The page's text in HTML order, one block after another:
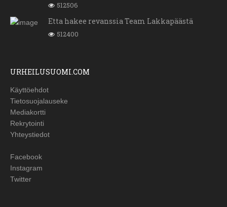
512506
Etta hakee revanssia Team Lakkapäästä
512400
URHEILUSUOMI.COM
Käyttöehdot
Tietosuojalauseke
Mediakortti
Rekrytointi
Yhteystiedot
Facebook
Instagram
Twitter